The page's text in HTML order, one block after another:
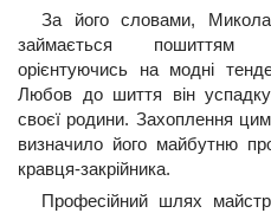
За його словами,
займається пошиттям
орієнтуючись на модні
Любов до шиття він
своєї родини. Захоплення
визначило його майбутню
кравця-закрійника.
Професійний шлях